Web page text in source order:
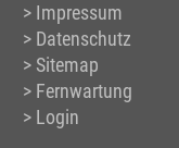
Impressum
Datenschutz
Sitemap
Fernwartung
Login